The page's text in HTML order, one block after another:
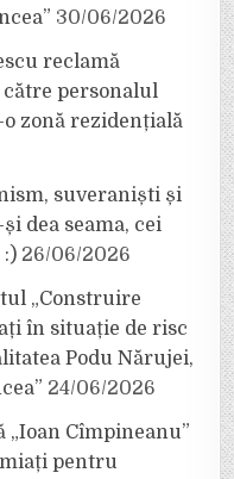
30/06/2026
reclamă
personalul
zonă rezidențială
suveraniști și
dea seama, cei
:) 26/06/2026
„Construire
în situație de risc
Podu Nărujei,
24/06/2026
„Ioan Cîmpineanu”
pentru